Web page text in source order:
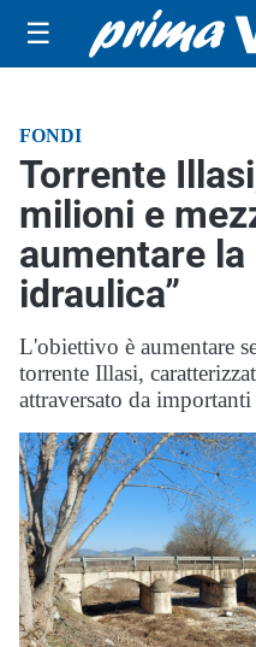
☰
FONDI
Torrente
milioni e
aumentare
idraulica”
L'obiettivo è aumentare
torrente Illasi,
attraversato da